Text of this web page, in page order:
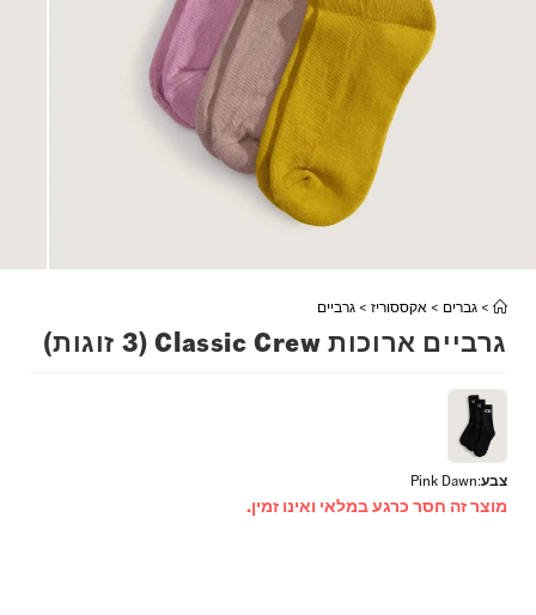
> גברים > אקססוריז > גרביים
גרביים ארוכות Classic Crew (3 זוגות)
צבע:
Pink Dawn
מוצר זה חסר כרגע במלאי ואינו זמין.